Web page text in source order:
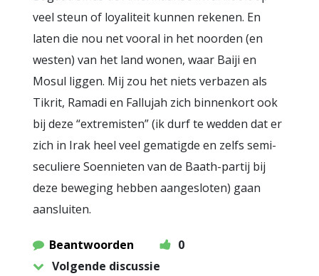
veel steun of loyaliteit kunnen rekenen. En
laten die nou net vooral in het noorden (en
westen) van het land wonen, waar Baiji en
Mosul liggen. Mij zou het niets verbazen als
Tikrit, Ramadi en Fallujah zich binnenkort ook
bij deze “extremisten” (ik durf te wedden dat er
zich in Irak heel veel gematigde en zelfs semi-
seculiere Soennieten van de Baath-partij bij
deze beweging hebben aangesloten) gaan
aansluiten.
Beantwoorden
0
Volgende discussie